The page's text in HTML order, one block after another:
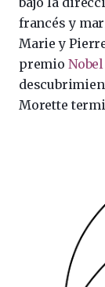
francés y
Marie y
premio
Morette